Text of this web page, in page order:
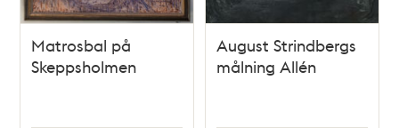
Matrosbal på
Skeppsholmen
August Strindbergs
målning Allén